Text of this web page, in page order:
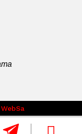
WebSa